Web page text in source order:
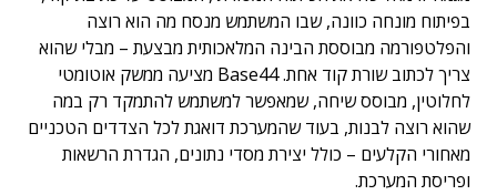
בפיתוח מונחה כוונה, שבו המשתמש מנסח מה הוא רוצה
והפלטפורמה מבוססת הבינה המלאכותית מבצעת – מבלי שהוא
צריך לכתוב שורת קוד אחת. Base44 מציעה ממשק אוטומטי
לחלוטין, מבוסס שיחה, שמאפשר למשתמש להתמקד רק במה
שהוא רוצה לבנות, בעוד שהמערכת דואגת לכל הצדדים הטכניים
מאחורי הקלעים – כולל יצירת מסדי נתונים, הגדרת הרשאות
ופריסת המערכת.